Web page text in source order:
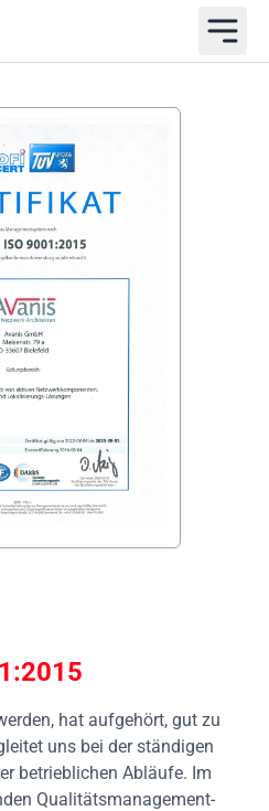
hat aufgehört, gut zu
uns bei der ständigen
betrieblichen Abläufe. Im
Qualitätsmanagement-